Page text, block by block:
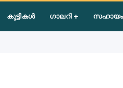
കുട്ടികൾ ഗാലറി